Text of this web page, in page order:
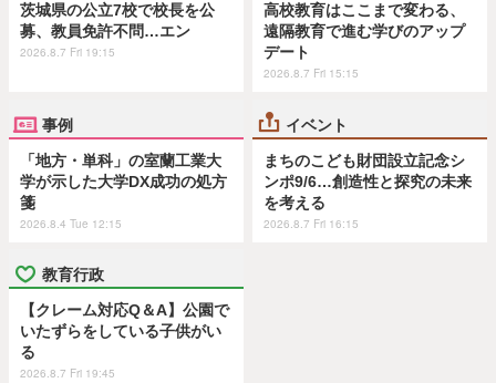
茨城県の公立7校で校長を公
募、教員免許不問…エン
2026.8.7 Fri 19:15
高校教育はここまで変わる、
遠隔教育で進む学びのアップ
デート
2026.8.7 Fri 15:15
事例
「地方・単科」の室蘭工業大
学が示した大学DX成功の処方
箋
2026.8.4 Tue 12:15
イベント
まちのこども財団設立記念シ
ンポ9/6…創造性と探究の未来
を考える
2026.8.7 Fri 16:15
教育行政
【クレーム対応Q＆A】公園で
いたずらをしている子供がい
る
2026.8.7 Fri 19:45